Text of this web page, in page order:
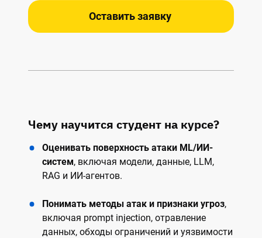
Оставить заявку
Чему научится студент на курсе?
Оценивать поверхность атаки ML/ИИ-
систем, включая модели, данные, LLM,
RAG и ИИ-агентов.
Понимать методы атак и признаки угроз,
включая prompt injection, отравление
данных, обходы ограничений и уязвимости